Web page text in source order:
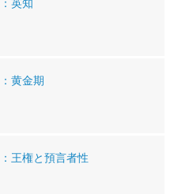
英知
黄金期
王権と預言者性